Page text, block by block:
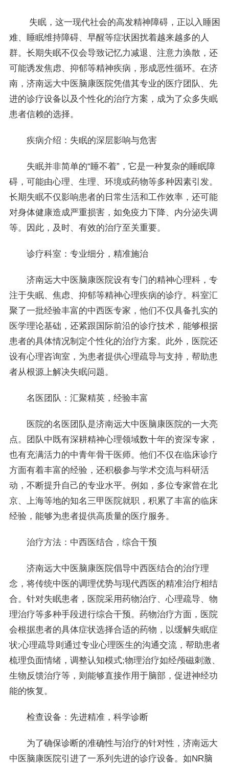
失眠，这一现代社会的高发精神障碍，正以入睡困
难、睡眠维持障碍、早醒等症状困扰着越来越多的人
群。长期失眠不仅会导致记忆力减退、注意力涣散，还
可能诱发焦虑、抑郁等精神疾病，形成恶性循环。在济
南，济南远大中医脑康医院凭借其专业的医疗团队、先
进的诊疗设备以及个性化的治疗方案，成为了众多失眠
患者信赖的选择。
疾病介绍：失眠的深层影响与危害
失眠并非简单的“睡不着”，它是一种复杂的睡眠障
碍，可能由心理、生理、环境或药物等多种因素引发。
长期失眠不仅影响患者的日常生活和工作效率，还可能
对身体健康造成严重损害，如免疫力下降、内分泌失调
等。因此，及时、有效的治疗至关重要。
诊疗科室：专业细分，精准施治
济南远大中医脑康医院设有专门的精神心理科，专
注于失眠、焦虑、抑郁等精神心理疾病的诊疗。科室汇
聚了一批经验丰富的中西医专家，他们不仅具备扎实的
医学理论基础，还紧跟国际前沿的诊疗技术，能够根据
患者的具体情况制定个性化的治疗方案。此外，医院还
设有心理咨询室，为患者提供心理疏导与支持，帮助患
者从根源上解决失眠问题。
名医团队：汇聚精英，经验丰富
医院的名医团队是济南远大中医脑康医院的一大亮
点。团队中既有深耕精神心理领域数十年的资深专家，
也有充满活力的中青年骨干医师。他们不仅在临床诊疗
方面有着丰富的经验，还积极参与学术交流与科研活
动，不断提升自己的专业水平。例如，多位专家曾在北
京、上海等地的知名三甲医院就职，积累了丰富的临床
经验，能够为患者提供高质量的医疗服务。
治疗方法：中西医结合，综合干预
济南远大中医脑康医院倡导中西医结合的治疗理
念，将传统中医的调理优势与现代西医的精准治疗相结
合。针对失眠患者，医院采用药物治疗、心理疏导、物
理治疗等多种手段进行综合干预。药物治疗方面，医院
会根据患者的具体症状选择合适的药物，以缓解失眠症
状;心理疏导则通过专业心理医生的沟通交流，帮助患者
梳理负面情绪，调整认知模式;物理治疗如经颅磁刺激、
生物反馈治疗等，则能够直接作用于脑部，促进神经功
能的恢复。
检查设备：先进精准，科学诊断
为了确保诊断的准确性与治疗的针对性，济南远大
中医脑康医院引进了一系列先进的诊疗设备。如NR脑